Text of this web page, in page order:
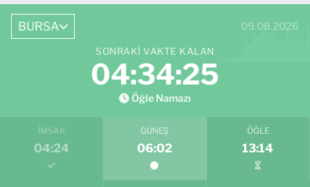
BURSA 09.08.2026
SONRAKI VAKTE KALAN
04:34:23
Öğle Namazı
İMSAK
04:24
GÜNEŞ
06:02
ÖĞLE
13:14